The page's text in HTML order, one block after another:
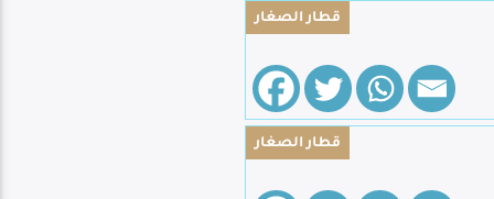
قطار الصغار
قطار الصغار